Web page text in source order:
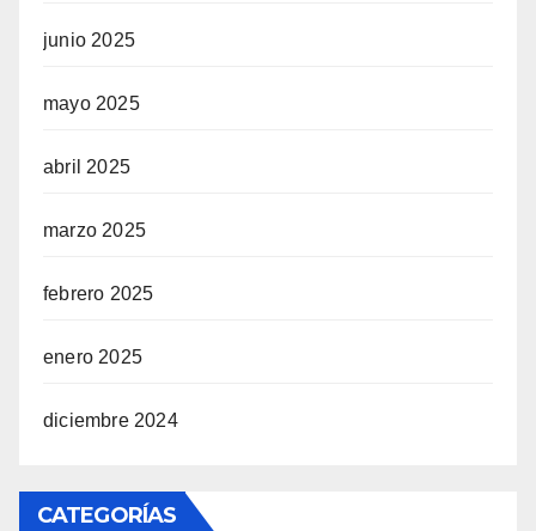
junio 2025
mayo 2025
abril 2025
marzo 2025
febrero 2025
enero 2025
diciembre 2024
CATEGORÍAS